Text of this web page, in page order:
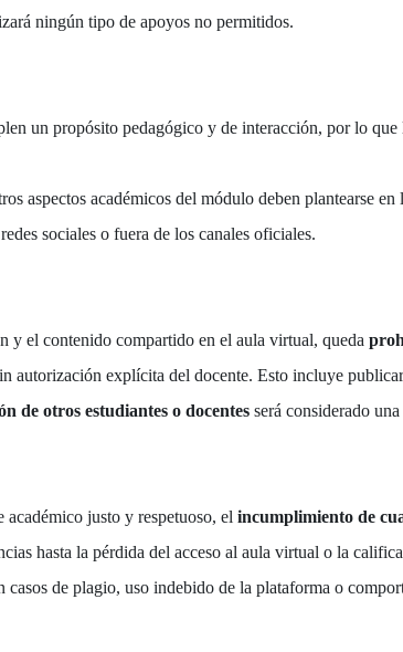
ningún tipo de apoyos no permitidos.
un propósito pedagógico y de interacción, por lo
aspectos académicos del módulo deben plantearse en
sociales o fuera de los canales oficiales.
y el contenido compartido en el aula virtual, queda
autorización explícita del docente. Esto incluye
de otros estudiantes o docentesserá considerado
justo y respetuoso, el incumplimiento de
hasta la pérdida del acceso al aula virtual o la
casos de plagio, uso indebido de la plataforma o